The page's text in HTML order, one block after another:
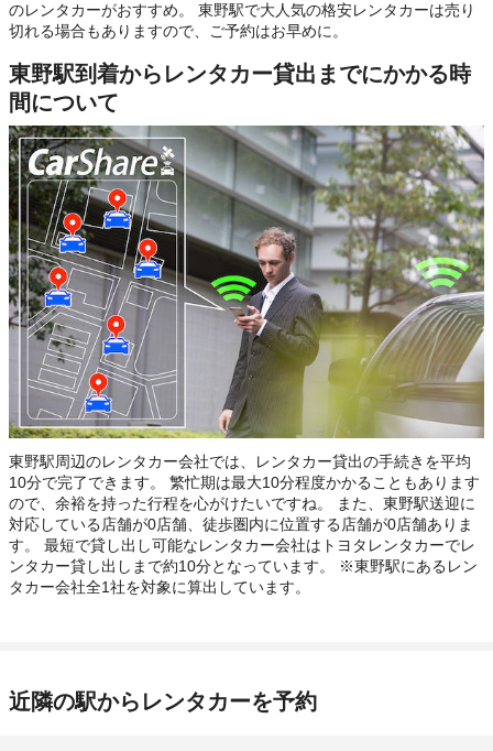
のレンタカーがおすすめ。 東野駅で大人気の格安レンタカーは売り
切れる場合もありますので、ご予約はお早めに。
東野駅到着からレンタカー貸出までにかかる時
間について
東野駅周辺のレンタカー会社では、レンタカー貸出の手続きを平均
10分で完了できます。 繁忙期は最大10分程度かかることもあります
ので、余裕を持った行程を心がけたいですね。 また、東野駅送迎に
対応している店舗が0店舗、徒歩圏内に位置する店舗が0店舗ありま
す。 最短で貸し出し可能なレンタカー会社はトヨタレンタカーでレ
ンタカー貸し出しまで約10分となっています。 ※東野駅にあるレン
タカー会社全1社を対象に算出しています。
近隣の駅からレンタカーを予約